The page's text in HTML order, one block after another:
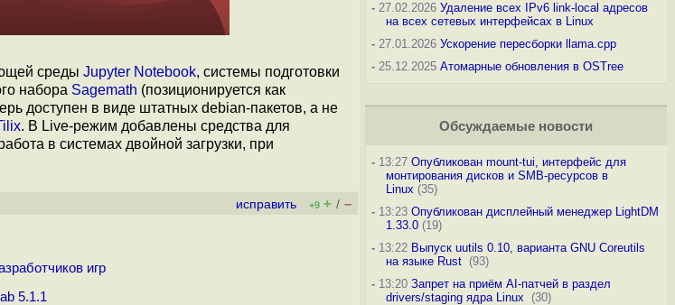
среды Jupyter Notebook, системы подготовки
набора Sagemath (позиционируется как
доступен в виде штатных debian-пакетов, а не
. В Live-режим добавлены средства для
в системах двойной загрузки, при
исправить +9 + / –
игр
5.1.1
-27.02.2026 Удаление всех IPv6 link-local адресов
на всех сетевых интерфейсах в Linux
-27.01.2026 Ускорение пересборки llama.cpp
-25.12.2025 Атомарные обновления в OSTree
Обсуждаемые новости
-13:27 Опубликован mount-tui, интерфейс для
монтирования дисков и SMB-ресурсов в
Linux (35)
-13:23 Опубликован дисплейный менеджер LightDM
1.33.0(19)
-13:22 Выпуск uutils 0.10, варианта GNU Coreutils
на языке Rust (93)
-13:20 Запрет на приём AI-патчей в раздел
drivers/staging ядра Linux
(30)